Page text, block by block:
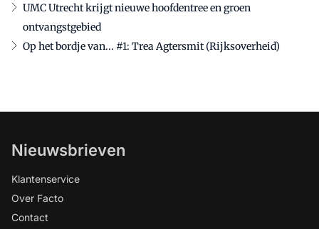
UMC Utrecht krijgt nieuwe hoofdentree en groen
ontvangstgebied
Op het bordje van... #1: Trea Agtersmit (Rijksoverheid)
Nieuwsbrieven
Klantenservice
Over Facto
Contact